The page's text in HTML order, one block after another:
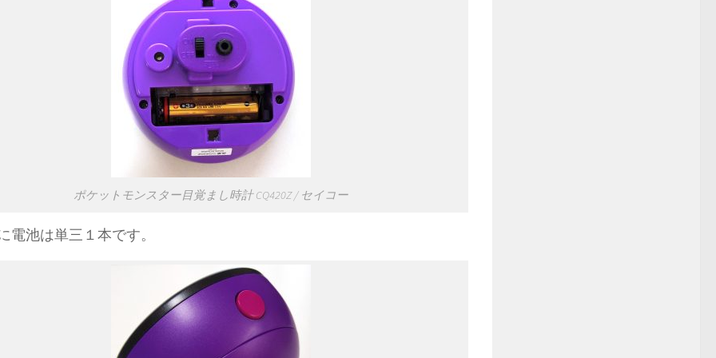
ポケットモンスター目覚まし時計 CQ420Z / セイコー
電池は単三１本です。